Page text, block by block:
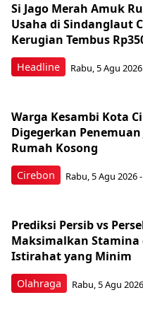
Headline
Si Jago Merah Amuk
Usaha di Sindanglaut
Kerugian Tembus
Rabu, 5 Agu
Cirebon
Warga Kesambi Kota
Digegerkan Penemuan
Rumah Kosong
Rabu, 5 Agu 2026
Olahraga
Prediksi Persib vs
Maksimalkan Stamina
Istirahat yang Minim
Rabu, 5 Agu